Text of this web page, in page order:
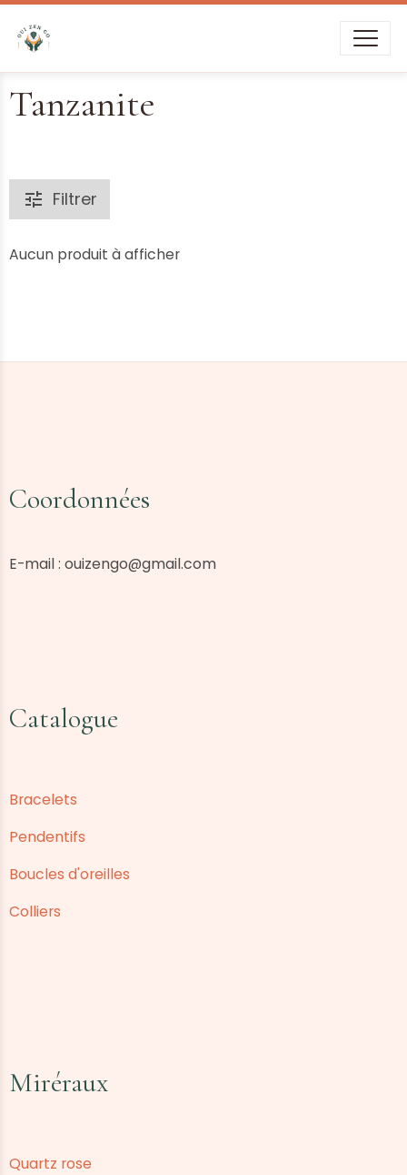
Tanzanite
Filtrer
Aucun produit à afficher
Coordonnées
E-mail : ouizengo@gmail.com
Catalogue
Bracelets
Pendentifs
Boucles d'oreilles
Colliers
Miréraux
Quartz rose